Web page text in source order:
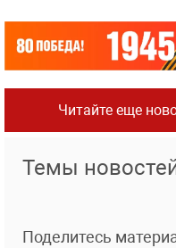
Читайте еще
Темы
Поделитесь